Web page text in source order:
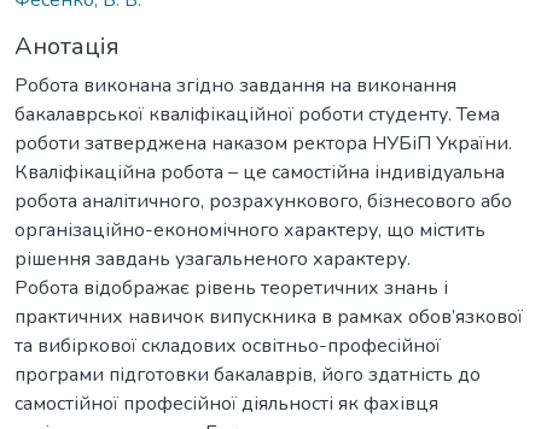
Анотація
Робота виконана згідно завдання на виконання
бакалаврської кваліфікаційної роботи студенту. Тема
роботи затверджена наказом ректора НУБіП України.
Кваліфікаційна робота – це самостійна індивідуальна
робота аналітичного, розрахункового, бізнесового або
організаційно-економічного характеру, що містить
рішення завдань узагальненого характеру.
Робота відображає рівень теоретичних знань і
практичних навичок випускника в рамках обов’язкової
та вибіркової складових освітньо-професійної
програми підготовки бакалаврів, його здатність до
самостійної професійної діяльності як фахівця